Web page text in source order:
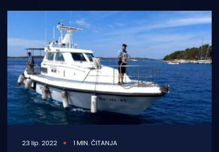
23 lip. 2022 1 MIN. ČITANJA